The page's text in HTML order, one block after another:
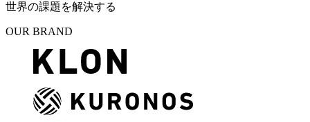
世界の課題を解決する
OUR BRAND